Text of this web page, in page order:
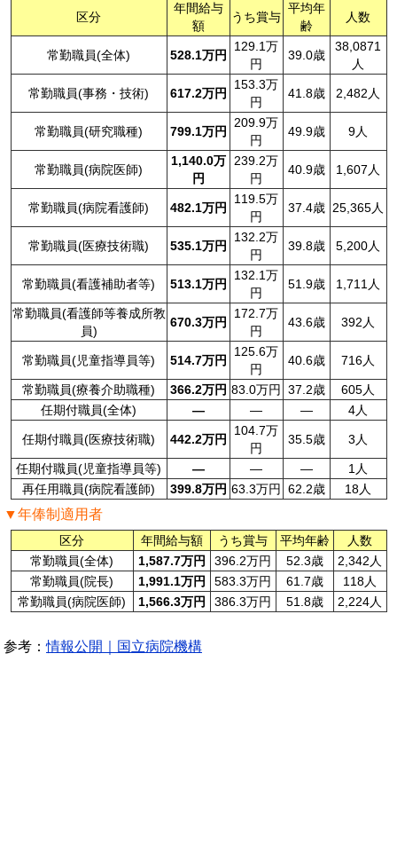
区分
年間給与
額
うち賞与
平均年
齢
人数
常勤職員(全体) 528.1万円
129.1万
円
39.0歳
38,0871
人
常勤職員(事務・技術) 617.2万円
153.3万
円
41.8歳 2,482人
常勤職員(研究職種) 799.1万円
209.9万
円
49.9歳 9人
常勤職員(病院医師)
1,140.0万
円
239.2万
円
40.9歳 1,607人
常勤職員(病院看護師) 482.1万円
119.5万
円
37.4歳 25,365人
常勤職員(医療技術職) 535.1万円
132.2万
円
39.8歳 5,200人
常勤職員(看護補助者等) 513.1万円
132.1万
円
51.9歳 1,711人
常勤職員(看護師等養成所教
員)
670.3万円
172.7万
円
43.6歳 392人
常勤職員(児童指導員等) 514.7万円
125.6万
円
40.6歳 716人
常勤職員(療養介助職種) 366.2万円 83.0万円 37.2歳
605人
任期付職員(全体)
— — — 4人
任期付職員(医療技術職) 442.2万円
104.7万
円
35.5歳 3人
任期付職員(児童指導員等) — — —
1人
再任用職員(病院看護師)
399.8万円 63.3万円 62.2歳 18人
▼年俸制適用者
区分 年間給与額 うち賞与 平均年齢
人数
常勤職員(全体)
1,587.7万円 396.2万円 52.3歳
2,342人
常勤職員(院長)
1,991.1万円 583.3万円 61.7歳
118人
常勤職員(病院医師)
1,566.3万円 386.3万円 51.8歳 2,224人
参考：情報公開｜国立病院機構